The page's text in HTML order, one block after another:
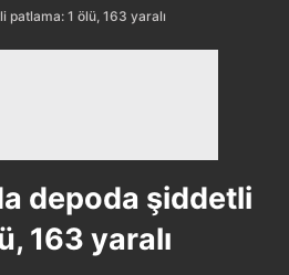
patlama: 1 ölü, 163 yaralı
depoda şiddetli
163 yaralı